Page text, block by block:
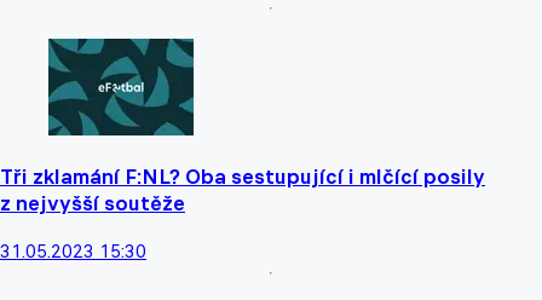
Tři zklamání F:NL? Oba sestupující i mlčící posily
z nejvyšší soutěže
31.05.2023 15:30